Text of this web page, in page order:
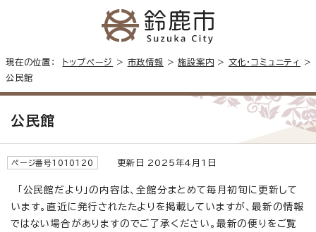
現在の位置： トップページ > 市政情報 >施設案内 > 文化・コミュニティ
>
公民館
公民館
ページ番号1010120 更新日 2025年4月1日
「公民館だより」の内容は、全館分まとめて毎月初旬に更新して
います。直近に発行されたたよりを掲載していますが、最新の情報
ではない場合がありますのでご了承ください。最新の便りをご覧